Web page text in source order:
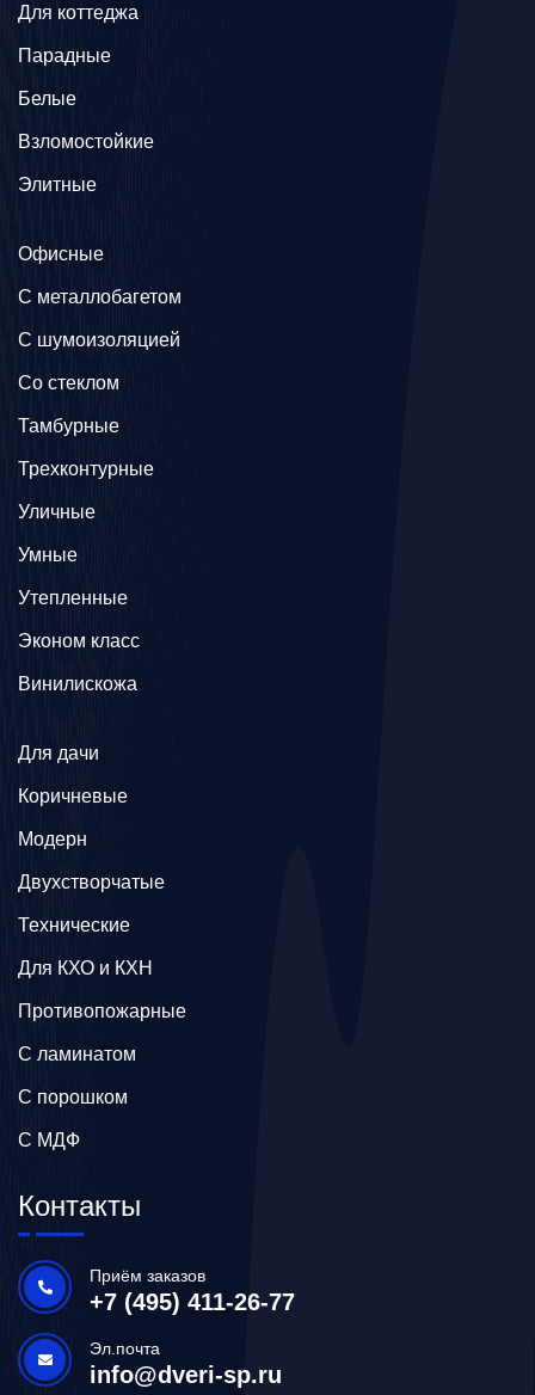
Для коттеджа
Парадные
Белые
Взломостойкие
Элитные
Офисные
C металлобагетом
С шумоизоляцией
Со стеклом
Тамбурные
Трехконтурные
Уличные
Умные
Утепленные
Эконом класс
Винилискожа
Для дачи
Коричневые
Модерн
Двухстворчатые
Технические
Для КХО и КХН
Противопожарные
С ламинатом
С порошком
С МДФ
Контакты
Приём заказов
+7 (495) 411-26-77
Эл.почта
info@dveri-sp.ru